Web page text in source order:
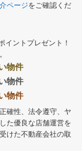
ページをご確認くだ
イントプレゼント！
物件
物件
物件
確性、法令遵守、ヤ
た優良な店舗運営を
けた不動産会社の取